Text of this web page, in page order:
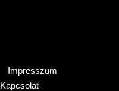
Impresszum
Kapcsolat